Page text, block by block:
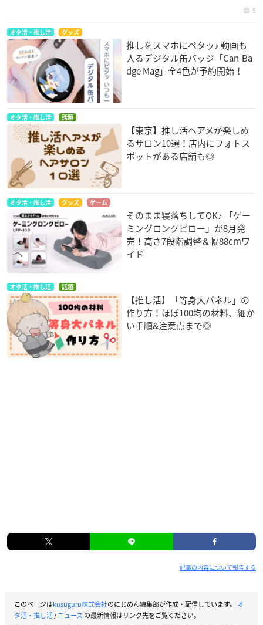
5
オタ活・推し活 グッズ
推しをスマホにペタッ♪ 動画も
入るデジタル缶バッジ「Can-Ba
dge Mag」全4色が予約開始！
オタ活・推し活 話題
【東京】推し活ヘアメが楽しめ
るサロン10選！店内にフォトス
ポットがある店舗も◎
オタ活・推し活 グッズ ゲーム
そのまま寝落ちしてOK♪ 「ゲー
ミングロングピロー」が8月発
売！高さ7段階調整＆幅88cmワ
イド
オタ活・推し活 話題
【推し活】「等身大パネル」の
作り方！ほぼ100均の材料、細か
い手順&注意点まで◎
記事の内容について報告する
このページはkusuguru株式会社のにじめん編集部が作成・配信しています。 オ
タ活・推し活/ニュース の最新情報はリンク先をご覧ください。